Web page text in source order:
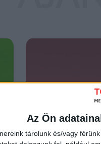
Az Ön
tárolunk és/vagy